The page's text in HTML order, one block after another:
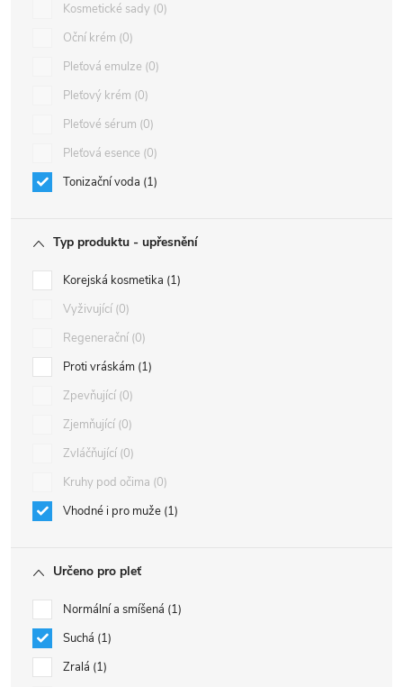
Kosmetické sady 0
Oční krém 0
Pleťová emulze 0
Pleťový krém 0
Pleťové sérum 0
Pleťová esence 0
Tonizační voda 1
Typ produktu - upřesnění
Korejská kosmetika 1
Vyživující 0
Regenerační 0
Proti vráskám 1
Zpevňující 0
Zjemňující 0
Zvláčňující 0
Kruhy pod očima 0
Vhodné i pro muže 1
Určeno pro pleť
Normální a smíšená 1
Suchá 1
Zralá 1